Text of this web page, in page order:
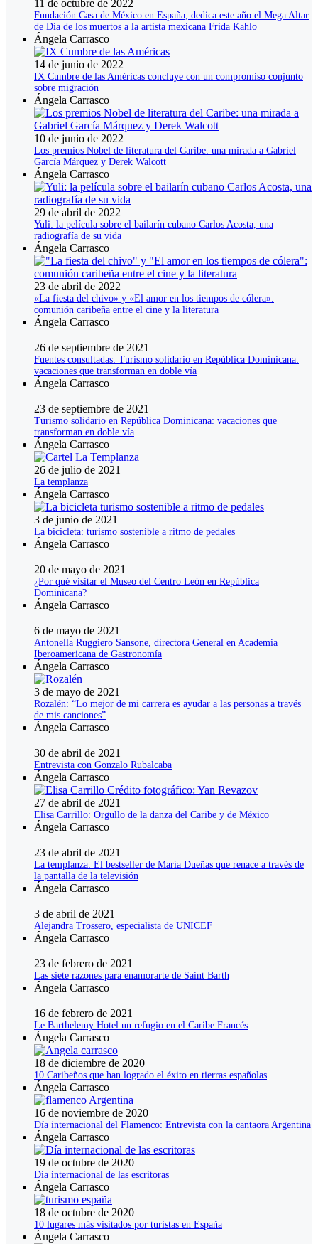
11 de octubre de 2022
Fundación Casa de México en España, dedica este año el Mega Altar
de Día de los muertos a la artista mexicana Frida Kahlo
Ángela Carrasco
14 de junio de 2022
IX Cumbre de las Américas concluye con un compromiso conjunto
sobre migración
Ángela Carrasco
10 de junio de 2022
Los premios Nobel de literatura del Caribe: una mirada a Gabriel
García Márquez y Derek Walcott
Ángela Carrasco
29 de abril de 2022
Yuli: la película sobre el bailarín cubano Carlos Acosta, una
radiografía de su vida
Ángela Carrasco
23 de abril de 2022
«La fiesta del chivo» y «El amor en los tiempos de cólera»:
comunión caribeña entre el cine y la literatura
Ángela Carrasco
26 de septiembre de 2021
Fuentes consultadas: Turismo solidario en República Dominicana:
vacaciones que transforman en doble vía
Ángela Carrasco
23 de septiembre de 2021
Turismo solidario en República Dominicana: vacaciones que
transforman en doble vía
Ángela Carrasco
26 de julio de 2021
La templanza
Ángela Carrasco
3 de junio de 2021
La bicicleta: turismo sostenible a ritmo de pedales
Ángela Carrasco
20 de mayo de 2021
¿Por qué visitar el Museo del Centro León en República
Dominicana?
Ángela Carrasco
6 de mayo de 2021
Antonella Ruggiero Sansone, directora General en Academia
Iberoamericana de Gastronomía
Ángela Carrasco
3 de mayo de 2021
Rozalén: “Lo mejor de mi carrera es ayudar a las personas a través
de mis canciones”
Ángela Carrasco
30 de abril de 2021
Entrevista con Gonzalo Rubalcaba
Ángela Carrasco
27 de abril de 2021
Elisa Carrillo: Orgullo de la danza del Caribe y de México
Ángela Carrasco
23 de abril de 2021
La templanza: El bestseller de María Dueñas que renace a través de
la pantalla de la televisión
Ángela Carrasco
3 de abril de 2021
Alejandra Trossero, especialista de UNICEF
Ángela Carrasco
23 de febrero de 2021
Las siete razones para enamorarte de Saint Barth
Ángela Carrasco
16 de febrero de 2021
Le Barthelemy Hotel un refugio en el Caribe Francés
Ángela Carrasco
18 de diciembre de 2020
10 Caribeños que han logrado el éxito en tierras españolas
Ángela Carrasco
16 de noviembre de 2020
Día internacional del Flamenco: Entrevista con la cantaora Argentina
Ángela Carrasco
19 de octubre de 2020
Día internacional de las escritoras
Ángela Carrasco
18 de octubre de 2020
10 lugares más visitados por turistas en España
Ángela Carrasco